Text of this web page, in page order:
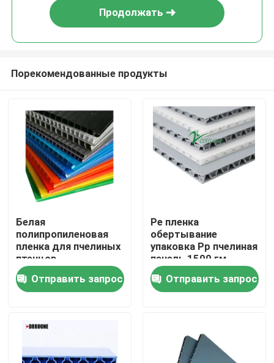
Домой
Продукты
О нас
Продолжать
Порекомендованные продукты
Белая
полипропиленовая
пленка для пчелиных
птенцов
Отправить запрос
Pe пленка
обертывание
упаковка Pp пчелиная
панель 1500 гм
полипропиленовый
материал
Отправить запрос